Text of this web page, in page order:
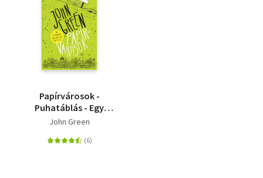
Papírvárosok -
Puhatáblás - Egy
excentrikus lány, egy
John Green